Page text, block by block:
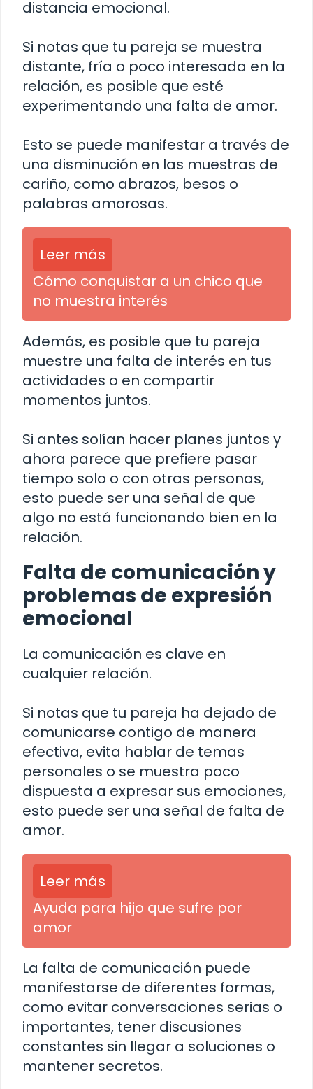
distancia emocional.
Si notas que tu pareja se muestra
distante, fría o poco interesada en la
relación, es posible que esté
experimentando una falta de amor.
Esto se puede manifestar a través de
una disminución en las muestras de
cariño, como abrazos, besos o
palabras amorosas.
Leer más
Cómo conquistar a un chico que
no muestra interés
Además, es posible que tu pareja
muestre una falta de interés en tus
actividades o en compartir
momentos juntos.
Si antes solían hacer planes juntos y
ahora parece que prefiere pasar
tiempo solo o con otras personas,
esto puede ser una señal de que
algo no está funcionando bien en la
relación.
Falta de comunicación y
problemas de expresión
emocional
La comunicación es clave en
cualquier relación.
Si notas que tu pareja ha dejado de
comunicarse contigo de manera
efectiva, evita hablar de temas
personales o se muestra poco
dispuesta a expresar sus emociones,
esto puede ser una señal de falta de
amor.
Leer más
Ayuda para hijo que sufre por
amor
La falta de comunicación puede
manifestarse de diferentes formas,
como evitar conversaciones serias o
importantes, tener discusiones
constantes sin llegar a soluciones o
mantener secretos.